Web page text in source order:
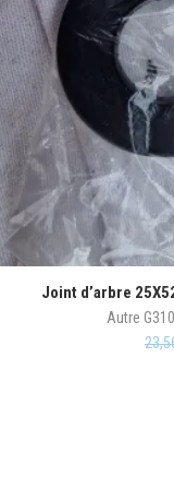
Joint d’arbre
Autre G310